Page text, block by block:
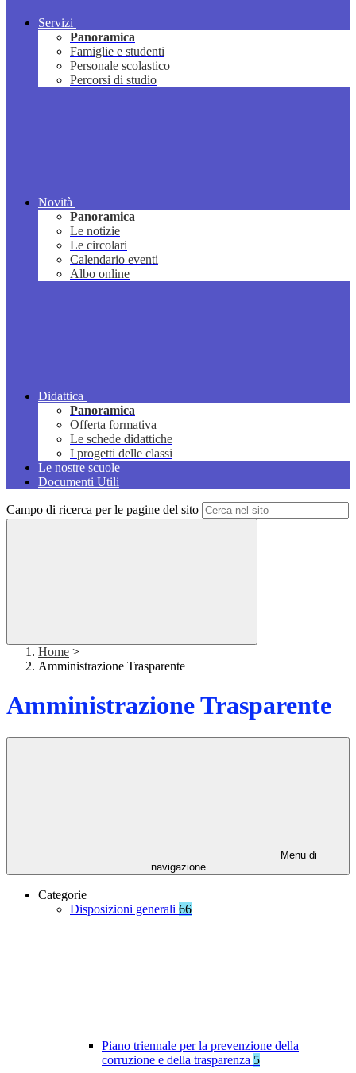
Servizi
Panoramica
Famiglie e studenti
Personale scolastico
Percorsi di studio
Novità
Panoramica
Le notizie
Le circolari
Calendario eventi
Albo online
Didattica
Panoramica
Offerta formativa
Le schede didattiche
I progetti delle classi
Le nostre scuole
Documenti Utili
Campo di ricerca per le pagine del sito
Home >
Amministrazione Trasparente
Amministrazione Trasparente
Menu di
navigazione
Categorie
Disposizioni generali 66
Piano triennale per la prevenzione della
corruzione e della trasparenza 5